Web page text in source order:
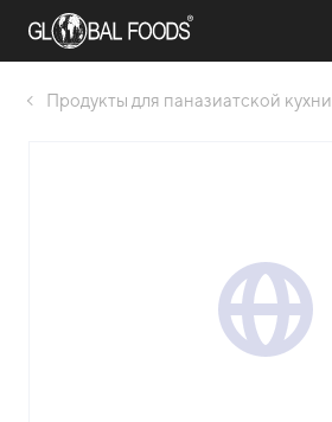
Продукты для паназиатской кухни